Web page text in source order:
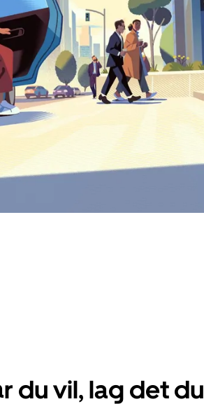
du vil, lag det du